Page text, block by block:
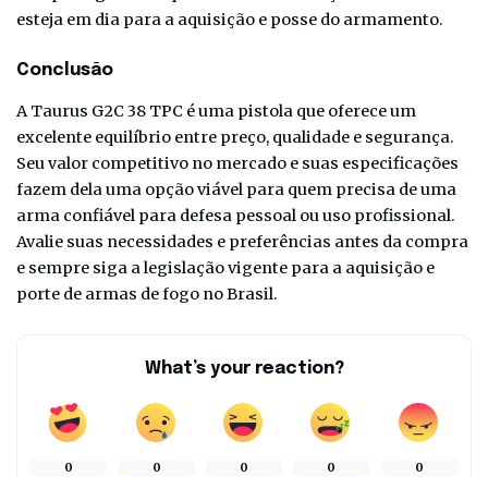
esteja em dia para a aquisição e posse do armamento.
Conclusão
A Taurus G2C 38 TPC é uma pistola que oferece um
excelente equilíbrio entre preço, qualidade e segurança.
Seu valor competitivo no mercado e suas especificações
fazem dela uma opção viável para quem precisa de uma
arma confiável para defesa pessoal ou uso profissional.
Avalie suas necessidades e preferências antes da compra
e sempre siga a legislação vigente para a aquisição e
porte de armas de fogo no Brasil.
What’s your reaction?
0 0 0 0 0